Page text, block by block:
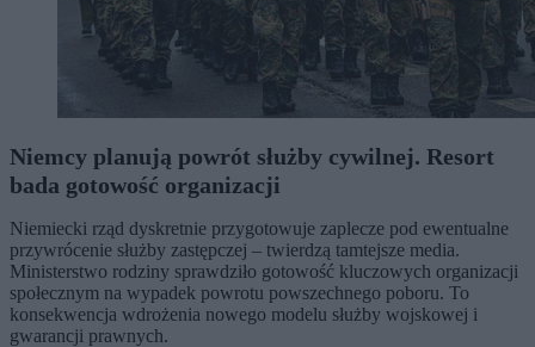
Niemcy planują powrót służby cywilnej. Resort
bada gotowość organizacji
Niemiecki rząd dyskretnie przygotowuje zaplecze pod ewentualne
przywrócenie służby zastępczej – twierdzą tamtejsze media.
Ministerstwo rodziny sprawdziło gotowość kluczowych organizacji
społecznym na wypadek powrotu powszechnego poboru. To
konsekwencja wdrożenia nowego modelu służby wojskowej i
gwarancji prawnych.